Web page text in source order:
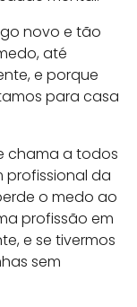
novo e tão
até
e porque
para casa
chama a todos
profissional da
o medo ao
profissão em
e se tivermos
sem